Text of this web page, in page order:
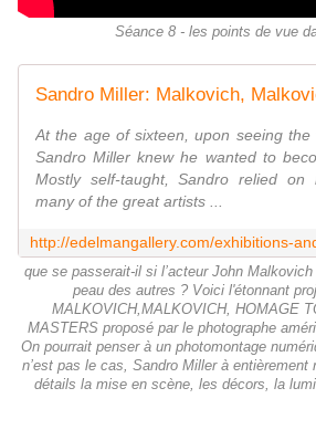
Séance 8 - les points de vue
At the age of sixteen, upon seeing the
Sandro Miller knew he wanted to
Mostly self-taught, Sandro relied on
many of the great artists ...
que se passerait-il si l’acteur John
peau des autres ? Voici l'étonnant
MALKOVICH,MALKOVICH, HOMAGE
MASTERS proposé par le photographe
On pourrait penser à un photomontage
n’est pas le cas, Sandro Miller à entièrement
détails la mise en scène, les décors, la